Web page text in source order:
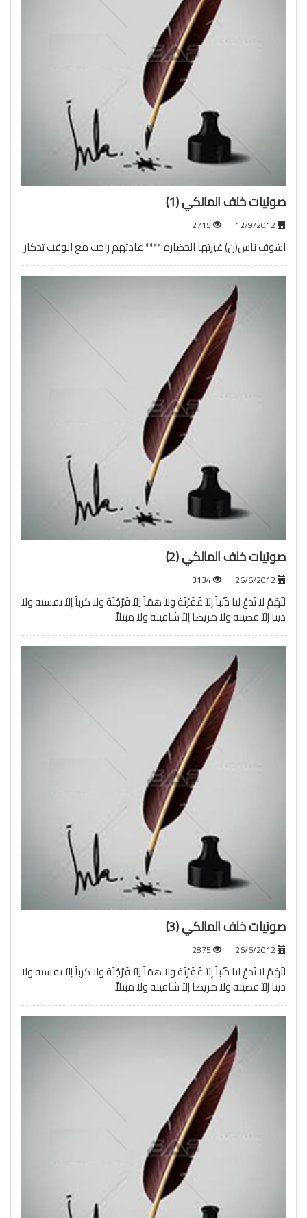
صوتيات خلف المالكي (1)
2715
اشوف ناس(ن) غيرتها الحضاره **** عادتهم راحت مع الوقت تذكار
صوتيات خلف المالكي (2)
3134
للّهُمَّ لا تَدَعْ لنا ذَنْباً إلاّ غَفَرْتَهُ وَلا هَمّاً اِلاّ فَرَّجْتَهُ وَلا كرباً إلاّ نفسته وَلا
دينا إلاّ قضيته وَلا مريضا إلاّ شافيته وَلا مبتلاً
صوتيات خلف المالكي (3)
2875
للّهُمَّ لا تَدَعْ لنا ذَنْباً إلاّ غَفَرْتَهُ وَلا هَمّاً اِلاّ فَرَّجْتَهُ وَلا كرباً إلاّ نفسته وَلا
دينا إلاّ قضيته وَلا مريضا إلاّ شافيته وَلا مبتلاً